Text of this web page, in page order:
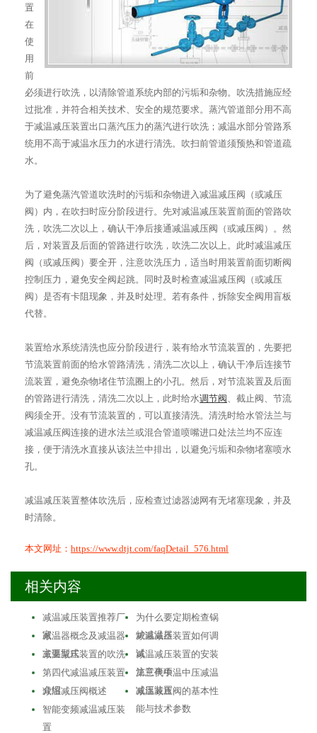
置
在
使
用
前
必须进行吹洗，以清除管道系统内部的污垢和杂物。吹洗措施应经
过批准，并符合相关技术、安全的规范要求。蒸汽管道部分用不高
于减温减压装置出口蒸汽压力的蒸汽进行吹洗；减温水部分管路系
统用不高于减温水压力的水进行清洗。吹扫前管道须预热和管道疏
水。
为了避免蒸汽管道吹洗时的污垢和杂物进入减温减压阀（或减压
阀）内，在吹扫时应分阶段进行。先对减温减压装置前面的管路吹
洗，吹洗二次以上，确认干净后接通减温减压阀（或减压阀）。然
后，对装置及后面的管路进行吹洗，吹洗二次以上。此时减温减压
阀（或减压阀）要全开，注意吹洗压力，适当时用装置前面切断阀
控制压力，避免安全阀起跳。同时及时检查减温减压阀（或减压
阀）是否有卡阻现象，并及时处理。若有条件，拆除安全阀用盲板
代替。
装置给水系统清洗也应分阶段进行，装有给水节流装置的，先要把
节流装置前面的给水管路清洗，清洗二次以上，确认干净后连接节
流装置，避免杂物堵住节流圈上的小孔。然后，对节流装置及后面
的管路进行清洗，清洗二次以上，此时给水调节阀、截止阀、节流
阀须全开。没有节流装置的，可以直接清洗。清洗时给水管法兰与
减温减压阀连接的进水法兰或混合管道喷嘴进口处法兰均不应连
接，便于清洗水直接从该法兰中排出，以避免污垢和杂物堵塞喷水
孔。
减温减压装置整体吹洗后，应检查过滤器滤网有无堵塞现象，并及
时清除。
本文网址： https://www.dtjt.com/faqDetail_576.html
相关内容
减温减压装置推荐厂
家
为什么要定期检查锅
炉减温器
减温器概念及减温器
主要型式
减温减压装置如何调
试
减温减压装置的吹洗
减温减压装置的安装
注意事项
第四代减温减压装置
介绍
第三代中温中压减温
减压装置
减温减压阀概述
减温减压阀的基本性
能与技术参数
智能变频减温减压装
置